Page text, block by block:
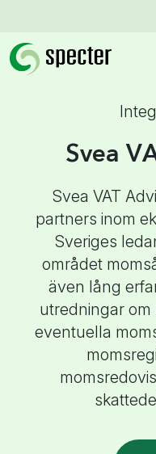
Svea
Svea VAT
partners inom
Sveriges
området
även lång
utredningar
eventuella